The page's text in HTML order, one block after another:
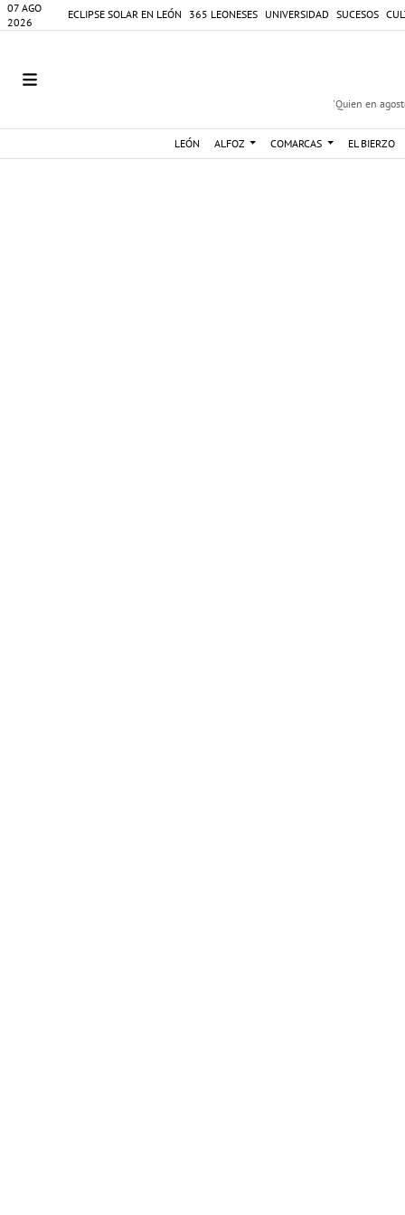
07 AGO
2026
ECLIPSE SOLAR EN LEÓN 365 LEONESES UNIVERSIDAD SUCESOS
'Quien en
LEÓN ALFOZ COMARCAS EL BIERZO